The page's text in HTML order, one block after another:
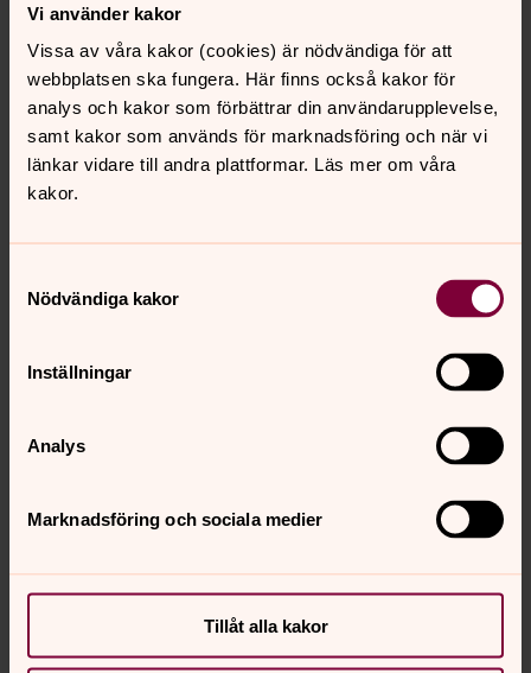
Vi använder kakor
Vissa av våra kakor (cookies) är nödvändiga för att
webbplatsen ska fungera. Här finns också kakor för
analys och kakor som förbättrar din användarupplevelse,
samt kakor som används för marknadsföring och när vi
länkar vidare till andra plattformar. Läs mer om våra
kakor.
Nödvändiga kakor
Inställningar
Analys
Marknadsföring och sociala medier
Tillåt alla kakor
Maria Hjelmskyl
E-post:maria.hjelmskyl@svenskakyrkan.se